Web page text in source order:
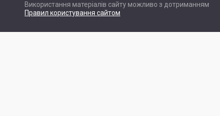
Використання матеріалів сайту можливо з дотриманням
Правил користування сайтом